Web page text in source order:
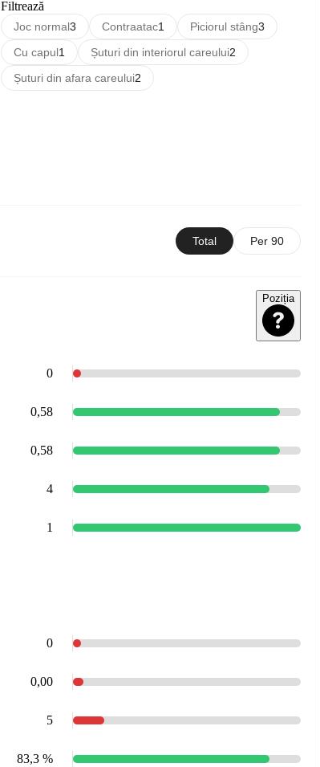
Filtrează
Joc normal3 Contraatac1 Piciorul stâng3
Cu capul1 Șuturi din interiorul careului2
Șuturi din afara careului2
Total Per 90
Poziția
0
0,58
0,58
4
1
0
0,00
5
83,3 %